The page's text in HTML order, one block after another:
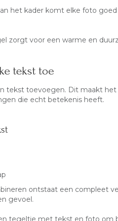
het kader komt elke foto
zorgt voor een warme en
tekst toe
tekst toevoegen. Dit maakt
die echt betekenis heeft.
ontstaat een compleet
gevoel.
tegeltje met tekst en foto om